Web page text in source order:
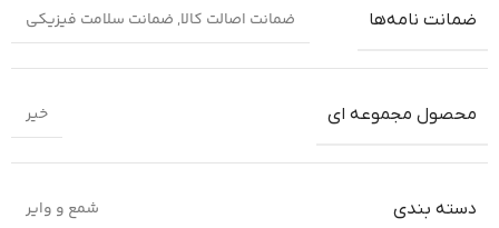
ضمانت‌ نامه‌ها ضمانت اصالت کالا, ضمانت سلامت فیزیکی
محصول مجموعه ای خیر
دسته بندی شمع و وایر